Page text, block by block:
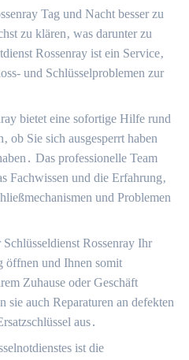
Tag und Nacht besser zu
zu klären‚ was darunter zu
Rossenray ist ein Service‚
und Schlüsselproblemen zur
bietet eine sofortige Hilfe rund
ob Sie sich ausgesperrt haben
Das professionelle Team
Fachwissen und die Erfahrung‚
und Problemen
Rossenray Ihr
öffnen und Ihnen somit
Zuhause oder Geschäft
sie auch Reparaturen an defekten
aus․
ist die